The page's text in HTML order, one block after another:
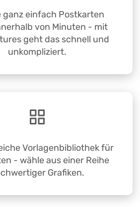
ganz einfach Postkarten
von Minuten - mit
geht das schnell und
unkompliziert.
Vorlagenbibliothek für
- wähle aus einer Reihe
Grafiken.